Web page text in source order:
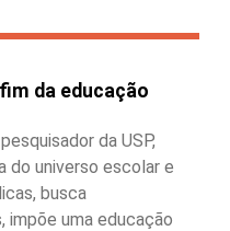
da educação
da USP,
do universo escolar e
busca
impõe uma educação